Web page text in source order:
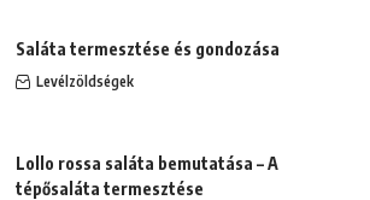
Saláta termesztése és gondozása
Levélzöldségek
Lollo rossa saláta bemutatása – A
tépősaláta termesztése